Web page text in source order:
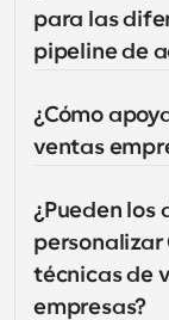
para las
pipeline de
¿Cómo
ventas
¿Pueden los
técnicas de
empresas?